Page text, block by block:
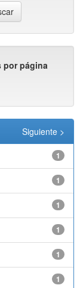
por página
Siguiente >
1
1
1
1
1
1